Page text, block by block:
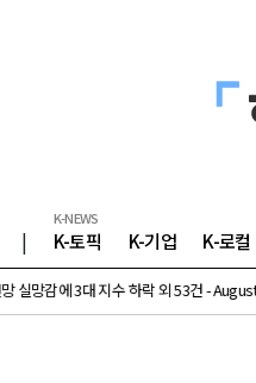
|
K-NEWS
K-토픽 K-기업 K-로컬
3대 지수 하락 외 53건 - August 7, 2026